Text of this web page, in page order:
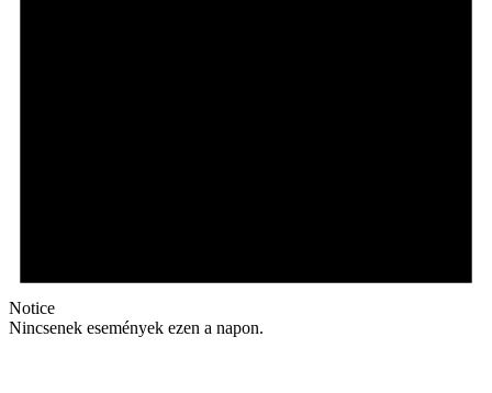
Notice
Nincsenek események ezen a napon.